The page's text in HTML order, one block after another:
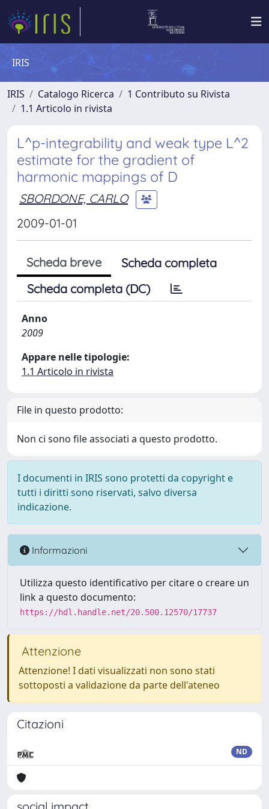
IRIS
IRIS Catalogo Ricerca
1 Contributo su Rivista
1.1 Articolo in rivista
L^p-integrability and weak type L^2
estimate for the gradient of
harmonic mappings of D
SBORDONE, CARLO
2009-01-01
Scheda breve
Scheda completa
Scheda completa (DC)
Anno
2009
Appare nelle tipologie:
1.1 Articolo in rivista
File in questo prodotto:
Non ci sono file associati a questo prodotto.
I documenti in IRIS sono protetti da copyright e
tutti i diritti sono riservati, salvo diversa
indicazione.
Informazioni
Utilizza questo identificativo per citare o creare un
link a questo documento:
https://hdl.handle.net/20.500.12570/17737
Attenzione
Attenzione! I dati visualizzati non sono stati
sottoposti a validazione da parte dell'ateneo
Citazioni
ND